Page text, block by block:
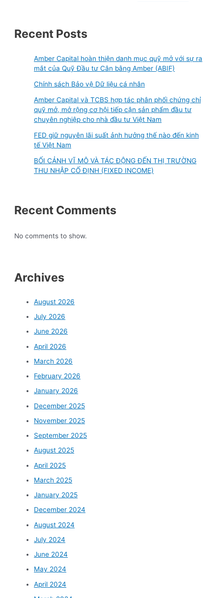
Recent Posts
Amber Capital hoàn thiện danh mục quỹ mở với sự ra
mắt của Quỹ Đầu tư Cân bằng Amber (ABIF)
Chính sách Bảo vệ Dữ liệu cá nhân
Amber Capital và TCBS hợp tác phân phối chứng chỉ
quỹ mở, mở rộng cơ hội tiếp cận sản phẩm đầu tư
chuyên nghiệp cho nhà đầu tư Việt Nam
FED giữ nguyên lãi suất ảnh hưởng thế nào đến kinh
tế Việt Nam
BỐI CẢNH VĨ MÔ VÀ TÁC ĐỘNG ĐẾN THỊ TRƯỜNG
THU NHẬP CỐ ĐỊNH (FIXED INCOME)
Recent Comments
No comments to show.
Archives
August 2026
July 2026
June 2026
April 2026
March 2026
February 2026
January 2026
December 2025
November 2025
September 2025
August 2025
April 2025
March 2025
January 2025
December 2024
August 2024
July 2024
June 2024
May 2024
April 2024